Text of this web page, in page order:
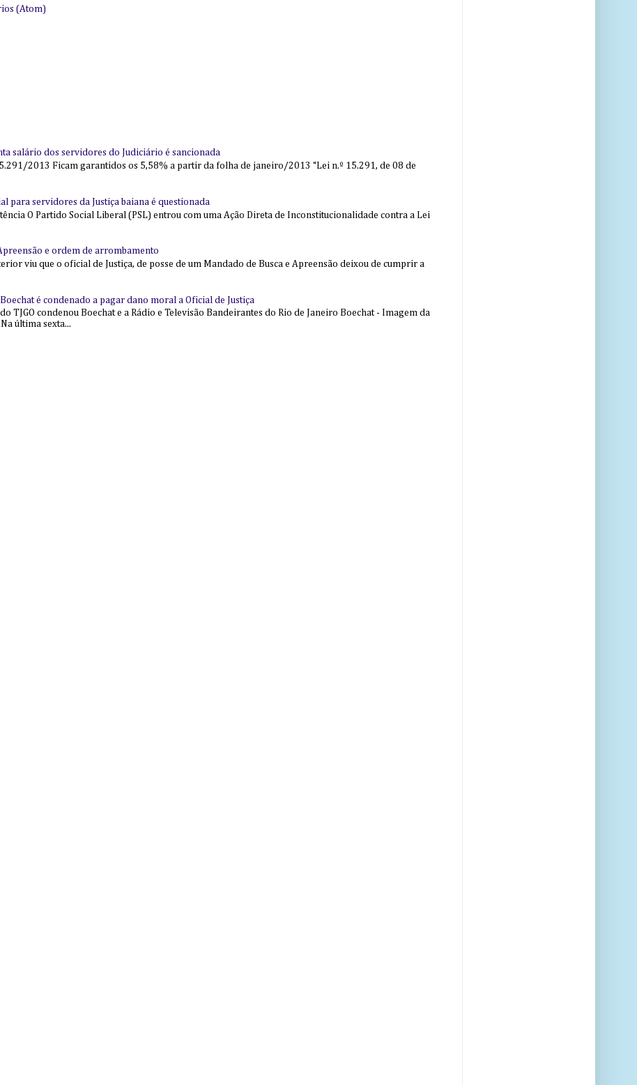
(Atom)
salário dos servidores do Judiciário é sancionada
2013 Ficam garantidos os 5,58% a partir da folha de janeiro/2013 “Lei n.º 15.291, de 08 de
para servidores da Justiça baiana é questionada
O Partido Social Liberal (PSL) entrou com uma Ação Direta de Inconstitucionalidade contra a Lei
e ordem de arrombamento
viu que o oficial de Justiça, de posse de um Mandado de Busca e Apreensão deixou de cumprir a
é condenado a pagar dano moral a Oficial de Justiça
TJGO condenou Boechat e a Rádio e Televisão Bandeirantes do Rio de Janeiro Boechat - Imagem da
última sexta...